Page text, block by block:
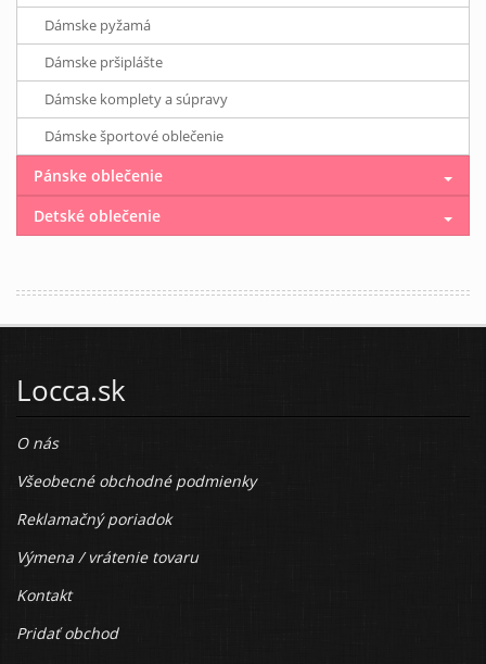
Dámske pyžamá
Dámske pršiplášte
Dámske komplety a súpravy
Dámske športové oblečenie
Pánske oblečenie
Detské oblečenie
Locca.sk
O nás
Všeobecné obchodné podmienky
Reklamačný poriadok
Výmena / vrátenie tovaru
Kontakt
Pridať obchod